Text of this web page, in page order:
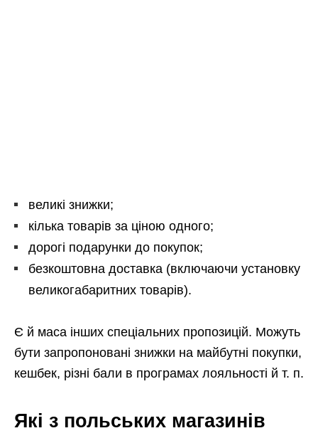
великі знижки;
кілька товарів за ціною одного;
дорогі подарунки до покупок;
безкоштовна доставка (включаючи установку
великогабаритних товарів).
Є й маса інших спеціальних пропозицій. Можуть
бути запропоновані знижки на майбутні покупки,
кешбек, різні бали в програмах лояльності й т. п.
Які з польських магазинів